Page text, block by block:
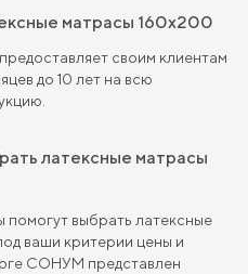
см
матрасы 160х200
своим клиентам
до 10 лет на всю
помогут выбрать латексные
ваши критерии цены и
СОНУМ представлен